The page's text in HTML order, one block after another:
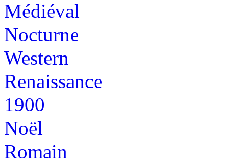
Médiéval
Nocturne
Western
Renaissance
1900
Noël
Romain